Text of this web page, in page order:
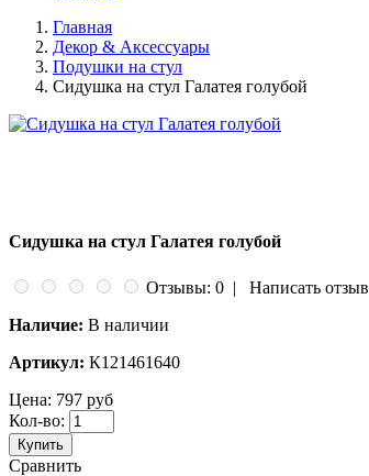
Главная
Декор & Аксессуары
Подушки на стул
Сидушка на стул Галатея голубой
Сидушка на стул Галатея голубой
Отзывы: 0 | Написать отзыв
Наличие: В наличии
Артикул: К121461640
Цена: 797 руб
Кол-во:
Купить
Сравнить